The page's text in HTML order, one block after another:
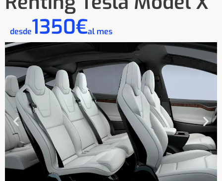
desde1350€al mes